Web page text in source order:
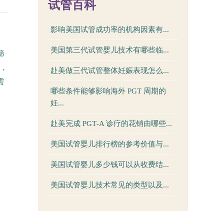
试管百科
影响美国试管成功率的机构因素有...
美国第三代试管婴儿技术有哪些临...
赴美做三代试管整体妊娠表现怎么...
哪些条件能够影响海外 PGT 周期的
妊...
赴美完成 PGT‑A 诊疗的花销由哪些...
美国试管婴儿排行榜的参考价值与...
美国试管婴儿多少钱可以从收费结...
美国试管婴儿技术常见的类型以及...